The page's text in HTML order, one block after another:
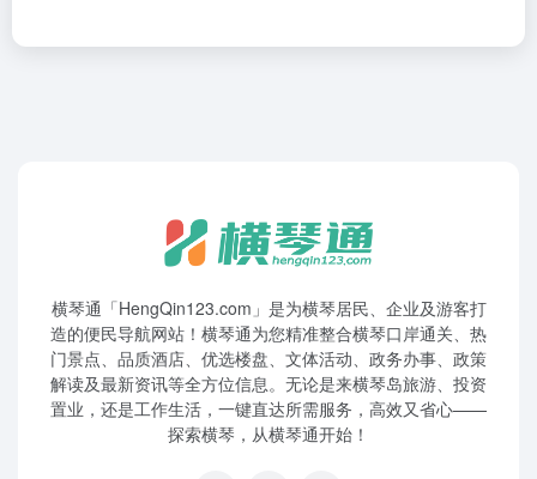
横琴通「HengQin123.com」是为横琴居民、企业及游客打
造的便民导航网站！横琴通为您精准整合横琴口岸通关、热
门景点、品质酒店、优选楼盘、文体活动、政务办事、政策
解读及最新资讯等全方位信息。无论是来横琴岛旅游、投资
置业，还是工作生活，一键直达所需服务，高效又省心——
探索横琴，从横琴通开始！